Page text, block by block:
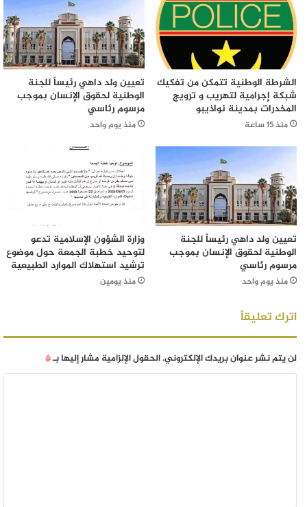
الشرطة الوطنية تتمكن من تفكيك
شبكة إجرامية لتهريب و ترويج
المخدرات بمدينة نواذيبو
منذ 15 ساعة
تعيين ولد داهي رئيساً للجنة
الوطنية لحقوق الإنسان بموجب
مرسوم رئاسي
منذ يوم واحد
تعيين ولد داهي رئيساً للجنة
الوطنية لحقوق الإنسان بموجب
مرسوم رئاسي
منذ يوم واحد
وزارة الشؤون الإسلامية تدعو
لتوحيد خطبة الجمعة حول موضوع
ترشيد استهلاك الموارد الطبيعية
منذ يومين
اترك تعليقاً
لن يتم نشر عنوان بريدك الإلكتروني.الحقول الإلزامية مشار إليها بـ*